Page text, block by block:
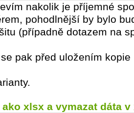
nakolik je příjemné
pohodlnější by bylo
(případně dotazem na
pak před uložením
xlsx a vymazat dáta v